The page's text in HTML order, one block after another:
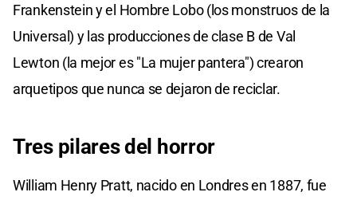
Frankenstein y el Hombre Lobo (los monstruos de la
Universal) y las producciones de clase B de Val
Lewton (la mejor es "La mujer pantera") crearon
arquetipos que nunca se dejaron de reciclar.
Tres pilares del horror
William Henry Pratt, nacido en Londres en 1887, fue